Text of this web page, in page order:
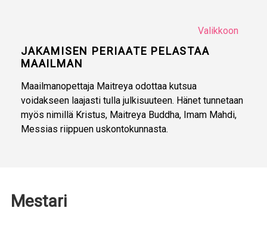
Valikkoon
JAKAMISEN PERIAATE PELASTAA
MAAILMAN
Maailmanopettaja Maitreya odottaa kutsua
voidakseen laajasti tulla julkisuuteen. Hänet tunnetaan
myös nimillä Kristus, Maitreya Buddha, Imam Mahdi,
Messias riippuen uskontokunnasta.
Mestari